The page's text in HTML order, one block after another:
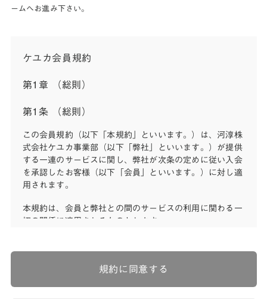
ームへお進み下さい。
ケユカ会員規約
第1章 （総則）
第1条 （総則）
この会員規約（以下「本規約」といいます。）は、河淳株
式会社ケユカ事業部（以下「弊社」といいます。）が提供
する一連のサービスに関し、弊社が次条の定めに従い入会
を承認したお客様（以下「会員」といいます。）に対し適
用されます。
本規約は、会員と弊社との間のサービスの利用に関わる一
切の関係に適用されるものとします。
ら個別規定はその名称のいかんに関わらず、本規約の一部
規約に同意する